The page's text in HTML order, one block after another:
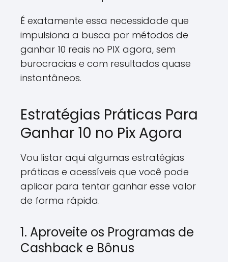
É exatamente essa necessidade que
impulsiona a busca por métodos de
ganhar 10 reais no PIX agora, sem
burocracias e com resultados quase
instantâneos.
Estratégias Práticas Para
Ganhar 10 no Pix Agora
Vou listar aqui algumas estratégias
práticas e acessíveis que você pode
aplicar para tentar ganhar esse valor
de forma rápida.
1. Aproveite os Programas de
Cashback e Bônus